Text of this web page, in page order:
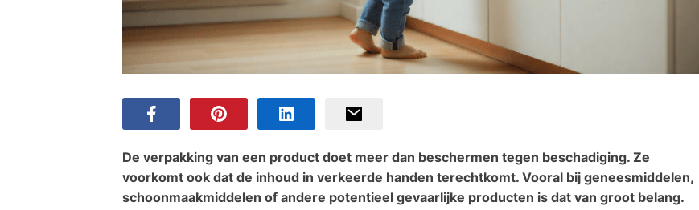
De verpakking van een product doet meer dan beschermen tegen beschadiging. Ze
voorkomt ook dat de inhoud in verkeerde handen terechtkomt. Vooral bij geneesmiddelen,
schoonmaakmiddelen of andere potentieel gevaarlijke producten is dat van groot belang.